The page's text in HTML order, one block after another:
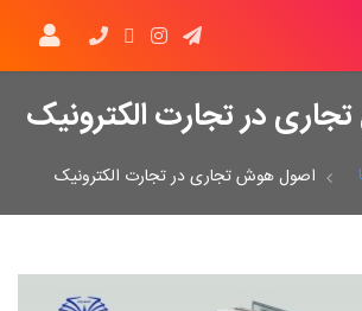
در تجارت الکترونیک
اصول هوش تجاری در تجارت الکترونیک